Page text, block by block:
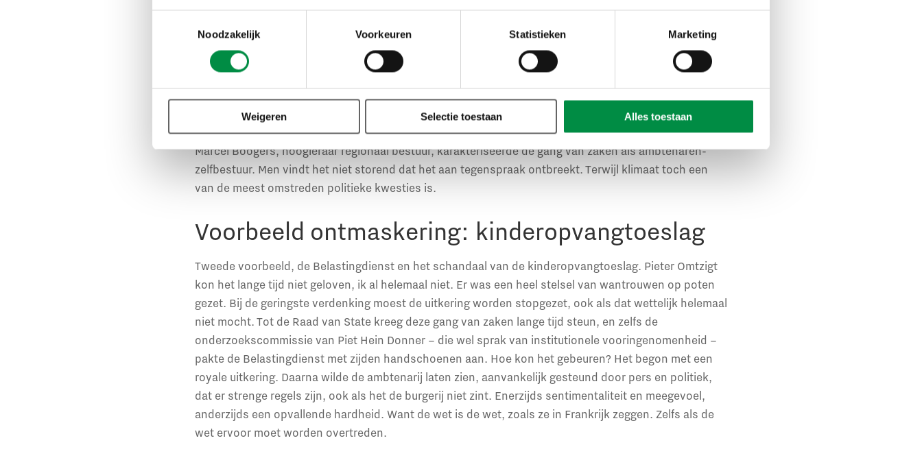
Noodzakelijk
Voorkeuren Statistieken Marketing
Weigeren Selectie toestaan Alles toestaan
gesproken, want in het ambtelijk complex waarover wij het hier hebben, is de eensgezindheid groot.
Kernenergie, nee bedankt. Dit blijkt ook uit de zogenaamde RES-sen, de energieregio’s die per 1
oktober klimaatneutrale energievoorstellen moesten doen om ‘Parijs te halen’. 25 regio’s, zonder
leidt. De uitkomst ligt immers vast. Onthullend was de uitspraak van minister Wiebes toen het hele
spel over de klimaatneutrale megawattten begon: dit is geen politiek, alleen invulling en uitvoering.
Marcel Boogers, hoogleraar regionaal bestuur, karakteriseerde de gang van zaken als ambtenaren-
zelfbestuur. Men vindt het niet storend dat het aan tegenspraak ontbreekt. Terwijl klimaat toch een
van de meest omstreden politieke kwesties is.
Voorbeeld ontmaskering: kinderopvangtoeslag
Tweede voorbeeld, de Belastingdienst en het schandaal van de kinderopvangtoeslag. Pieter Omtzigt
kon het lange tijd niet geloven, ik al helemaal niet. Er was een heel stelsel van wantrouwen op poten
gezet. Bij de geringste verdenking moest de uitkering worden stopgezet, ook als dat wettelijk helemaal
niet mocht. Tot de Raad van State kreeg deze gang van zaken lange tijd steun, en zelfs de
onderzoekscommissie van Piet Hein Donner – die wel sprak van institutionele vooringenomenheid –
pakte de Belastingdienst met zijden handschoenen aan. Hoe kon het gebeuren? Het begon met een
royale uitkering. Daarna wilde de ambtenarij laten zien, aanvankelijk gesteund door pers en politiek,
dat er strenge regels zijn, ook als het de burgerij niet zint. Enerzijds sentimentaliteit en meegevoel,
anderzijds een opvallende hardheid. Want de wet is de wet, zoals ze in Frankrijk zeggen. Zelfs als de
wet ervoor moet worden overtreden.